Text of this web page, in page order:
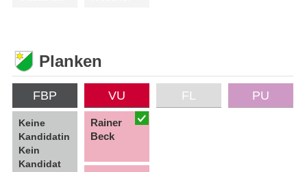
Planken
FBP
Keine
Kandidatin
Kein
Kandidat
VU
Rainer
Beck
FL PU